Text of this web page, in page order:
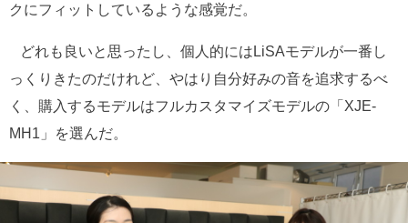
クにフィットしているような感覚だ。
どれも良いと思ったし、個人的にはLiSAモデルが一番し
っくりきたのだけれど、やはり自分好みの音を追求するべ
く、購入するモデルはフルカスタマイズモデルの「XJE-
MH1」を選んだ。